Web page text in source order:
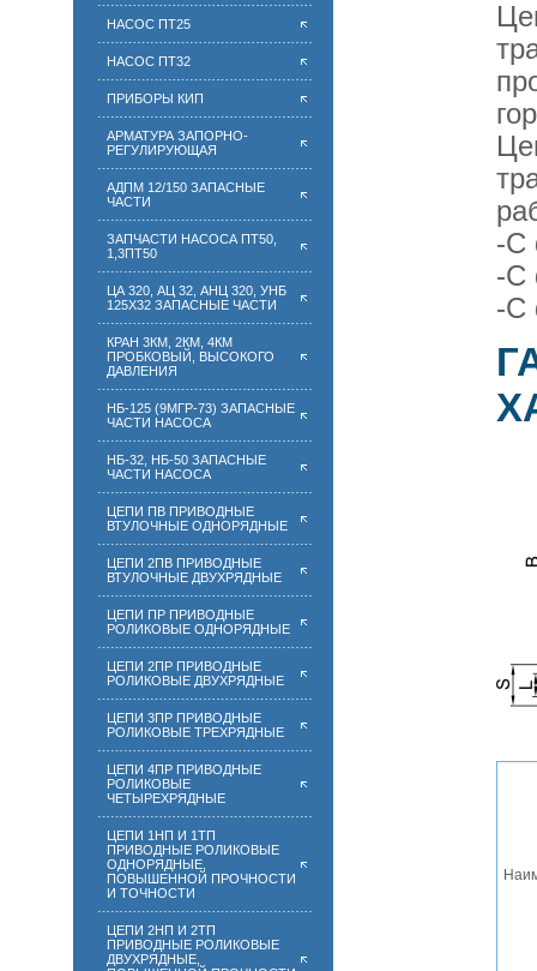
НАСОС ПТ25
НАСОС ПТ32
ПРИБОРЫ КИП
АРМАТУРА ЗАПОРНО-
РЕГУЛИРУЮЩАЯ
АДПМ 12/150 ЗАПАСНЫЕ
ЧАСТИ
ЗАПЧАСТИ НАСОСА ПТ50,
1,3ПТ50
ЦА 320, АЦ 32, АНЦ 320, УНБ
125Х32 ЗАПАСНЫЕ ЧАСТИ
КРАН 3КМ, 2КМ, 4КМ
ПРОБКОВЫЙ, ВЫСОКОГО
ДАВЛЕНИЯ
НБ-125 (9МГР-73) ЗАПАСНЫЕ
ЧАСТИ НАСОСА
НБ-32, НБ-50 ЗАПАСНЫЕ
ЧАСТИ НАСОСА
ЦЕПИ ПВ ПРИВОДНЫЕ
ВТУЛОЧНЫЕ ОДНОРЯДНЫЕ
ЦЕПИ 2ПВ ПРИВОДНЫЕ
ВТУЛОЧНЫЕ ДВУХРЯДНЫЕ
ЦЕПИ ПР ПРИВОДНЫЕ
РОЛИКОВЫЕ ОДНОРЯДНЫЕ
ЦЕПИ 2ПР ПРИВОДНЫЕ
РОЛИКОВЫЕ ДВУХРЯДНЫЕ
ЦЕПИ 3ПР ПРИВОДНЫЕ
РОЛИКОВЫЕ ТРЕХРЯДНЫЕ
ЦЕПИ 4ПР ПРИВОДНЫЕ
РОЛИКОВЫЕ
ЧЕТЫРЕХРЯДНЫЕ
ЦЕПИ 1НП И 1ТП
ПРИВОДНЫЕ РОЛИКОВЫЕ
ОДНОРЯДНЫЕ,
ПОВЫШЕННОЙ ПРОЧНОСТИ
И ТОЧНОСТИ
ЦЕПИ 2НП И 2ТП
ПРИВОДНЫЕ РОЛИКОВЫЕ
ДВУХРЯДНЫЕ,
-С
-С
-С